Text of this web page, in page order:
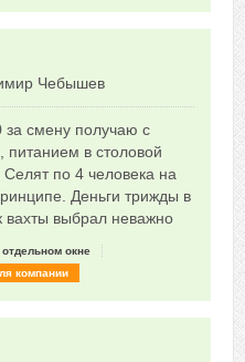
Чебышев
Сказать друзьям об отзыве
за смену получаю с
в столовой
по 4 человека на
Деньги трижды в
вахты выбрал неважно
окне
компании